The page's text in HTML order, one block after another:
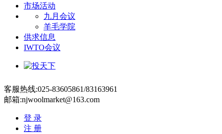
市场活动
九月会议
羊毛学院
供求信息
IWTO会议
客服热线:025-83605861/83163961
邮箱:njwoolmarket@163.com
登 录
注 册